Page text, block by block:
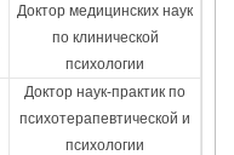
Доктор медицинских наук
по клинической
психологии
Доктор наук-практик по
психотерапевтической и
психологии